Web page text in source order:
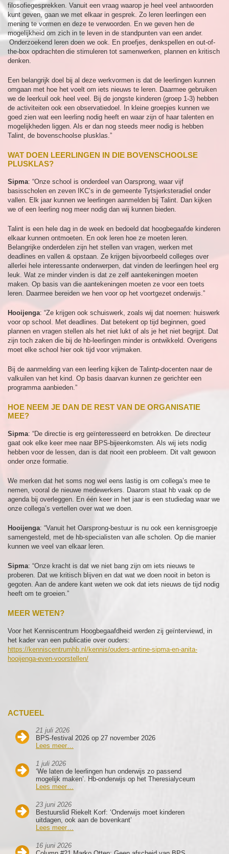
ACTUEEL
21 juli 2026
BPS-festival 2026 op 27 november 2026
Lees meer…
1 juli 2026
‘We laten de leerlingen hun onderwijs zo passend
mogelijk maken’. Hb-onderwijs op het Theresialyceum
Lees meer…
23 juni 2026
Bestuurslid Riekelt Korf: ‘Onderwijs moet kinderen
uitdagen, ook aan de bovenkant’
Lees meer…
16 juni 2026
filosofiegesprekken. Vanuit een vraag waarop je heel veel antwoorden
kunt geven, gaan we met elkaar in gesprek. Zo leren leerlingen een
mening te vormen en deze te verwoorden. En we geven hen de
mogelijkheid om zich in te leven in de standpunten van een ander.
Onderzoekend leren doen we ook. En proefjes, denkspellen en out-of-
the-box opdrachten die stimuleren tot samenwerken, plannen en kritisch
denken.
Een belangrijk doel bij al deze werkvormen is dat de leerlingen kunnen
omgaan met hoe het voelt om iets nieuws te leren. Daarmee gebruiken
we de leerkuil ook heel veel. Bij de jongste kinderen (groep 1-3) hebben
de activiteiten ook een observatiedoel. In kleine groepjes kunnen we
goed zien wat een leerling nodig heeft en waar zijn of haar talenten en
mogelijkheden liggen. Als er dan nog steeds meer nodig is hebben
Talint, de bovenschoolse plusklas.”
WAT DOEN LEERLINGEN IN DIE BOVENSCHOOLSE
PLUSKLAS?
Sipma: “Onze school is onderdeel van Oarsprong, waar vijf
basisscholen en zeven IKC’s in de gemeente Tytsjerksteradiel onder
vallen. Elk jaar kunnen we leerlingen aanmelden bij Talint. Dan kijken
we of een leerling nog meer nodig dan wij kunnen bieden.
Talint is een hele dag in de week en bedoeld dat hoogbegaafde kinderen
elkaar kunnen ontmoeten. En ook leren hoe ze moeten leren.
Belangrijke onderdelen zijn het stellen van vragen, werken met
deadlines en vallen & opstaan. Ze krijgen bijvoorbeeld colleges over
allerlei hele interessante onderwerpen, dat vinden de leerlingen heel erg
leuk. Wat ze minder vinden is dat ze zelf aantekeningen moeten
maken. Op basis van die aantekeningen moeten ze voor een toets
leren. Daarmee bereiden we hen voor op het voortgezet onderwijs.”
Hooijenga: “Ze krijgen ook schuiswerk, zoals wij dat noemen: huiswerk
voor op school. Met deadlines. Dat betekent op tijd beginnen, goed
plannen en vragen stellen als het niet lukt of als je het niet begrijpt. Dat
zijn toch zaken die bij de hb-leerlingen minder is ontwikkeld. Overigens
moet elke school hier ook tijd voor vrijmaken.
Bij de aanmelding van een leerling kijken de Talintp-docenten naar de
valkuilen van het kind. Op basis daarvan kunnen ze gerichter een
programma aanbieden.”
HOE NEEM JE DAN DE REST VAN DE ORGANISATIE
MEE?
Sipma: “De directie is erg geïnteresseerd en betrokken. De directeur
gaat ook elke keer mee naar BPS-bijeenkomsten. Als wij iets nodig
hebben voor de lessen, dan is dat nooit een probleem. Dit valt gewoon
onder onze formatie.
We merken dat het soms nog wel eens lastig is om collega’s mee te
nemen, vooral de nieuwe medewerkers. Daarom staat hb vaak op de
agenda bij overleggen. En één keer in het jaar is een studiedag waar we
onze collega’s vertellen over wat we doen.
Hooijenga: “Vanuit het Oarsprong-bestuur is nu ook een kennisgroepje
samengesteld, met de hb-specialisten van alle scholen. Op die manier
kunnen we veel van elkaar leren.
Sipma: “Onze kracht is dat we niet bang zijn om iets nieuws te
proberen. Dat we kritisch blijven en dat wat we doen nooit in beton is
gegoten. Aan de andere kant weten we ook dat iets nieuws de tijd nodig
heeft om te groeien.”
MEER WETEN?
Voor het Kenniscentrum Hoogbegaafdheid werden zij geïnterviewd, in
het kader van een publicatie over ouders:
https://kenniscentrumhb.nl/kennis/ouders-antine-sipma-en-anita-
hooijenga-even-voorstellen/